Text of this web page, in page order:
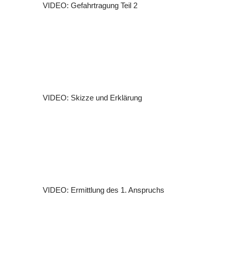
VIDEO: Gefahrtragung Teil 2
VIDEO: Skizze und Erklärung
VIDEO: Ermittlung des 1. Anspruchs